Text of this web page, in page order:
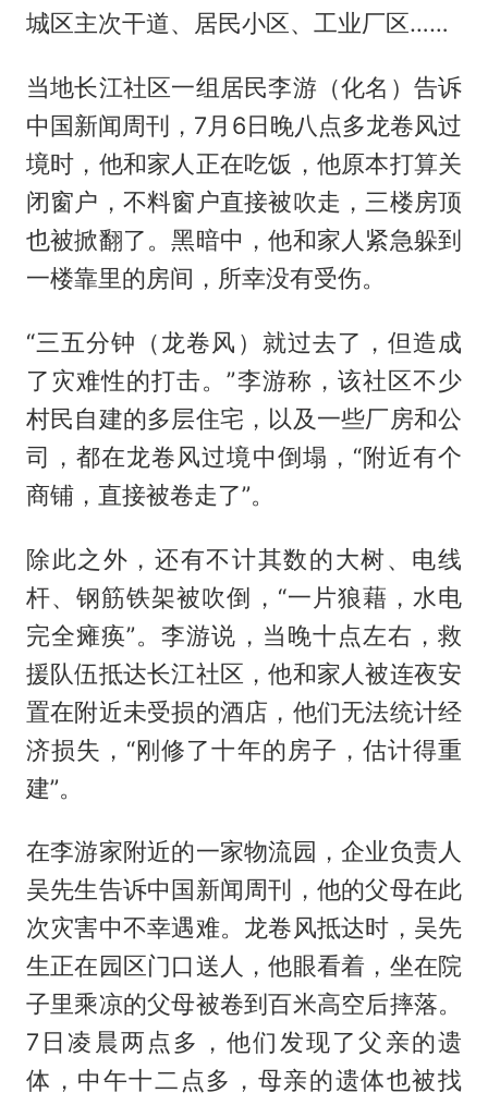
城区主次干道、居民小区、工业厂区……
当地长江社区一组居民李游（化名）告诉
中国新闻周刊，7月6日晚八点多龙卷风过
境时，他和家人正在吃饭，他原本打算关
闭窗户，不料窗户直接被吹走，三楼房顶
也被掀翻了。黑暗中，他和家人紧急躲到
一楼靠里的房间，所幸没有受伤。
“三五分钟（龙卷风）就过去了，但造成
了灾难性的打击。”李游称，该社区不少
村民自建的多层住宅，以及一些厂房和公
司，都在龙卷风过境中倒塌，“附近有个
商铺，直接被卷走了”。
除此之外，还有不计其数的大树、电线
杆、钢筋铁架被吹倒，“一片狼藉，水电
完全瘫痪”。李游说，当晚十点左右，救
援队伍抵达长江社区，他和家人被连夜安
置在附近未受损的酒店，他们无法统计经
济损失，“刚修了十年的房子，估计得重
建”。
在李游家附近的一家物流园，企业负责人
吴先生告诉中国新闻周刊，他的父母在此
次灾害中不幸遇难。龙卷风抵达时，吴先
生正在园区门口送人，他眼看着，坐在院
子里乘凉的父母被卷到百米高空后摔落。
7日凌晨两点多，他们发现了父亲的遗
体，中午十二点多，母亲的遗体也被找